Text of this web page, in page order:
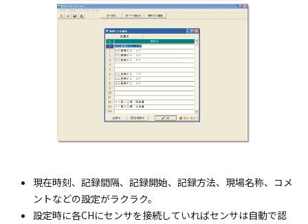
現在時刻、記録間隔、記録開始、記録方法、現場名称、コメ
ントなどの設定がラクラク。
設定時に各CHにセンサを接続していればセンサは自動で認